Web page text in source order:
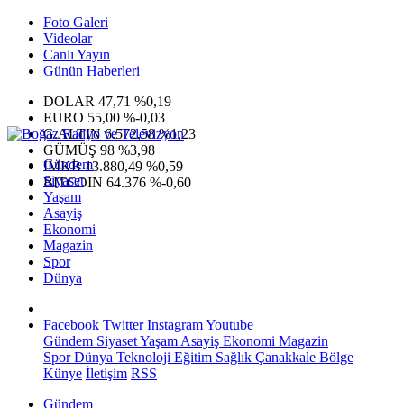
Foto Galeri
Videolar
Canlı Yayın
Günün Haberleri
DOLAR 47,71 %0,19
EURO 55,00 %-0,03
G.ALTIN6.572,58 %1,23
GÜMÜŞ 98 %3,98
IMKB13.880,49 %0,59
BITCOIN 64.376 %-0,60
Gündem
Siyaset
Yaşam
Asayiş
Ekonomi
Magazin
Spor
Dünya
Facebook Twitter InstagramYoutube
Gündem SiyasetYaşam Asayiş Ekonomi Magazin
SporDünya Teknoloji Eğitim Sağlık Çanakkale Bölge
Künye İletişim RSS
Gündem